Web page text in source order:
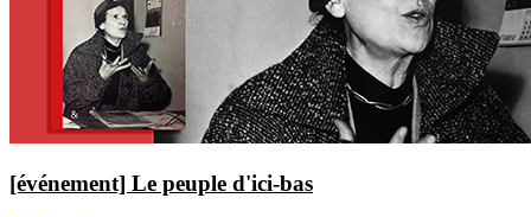
[événement] Le peuple d'ici-bas